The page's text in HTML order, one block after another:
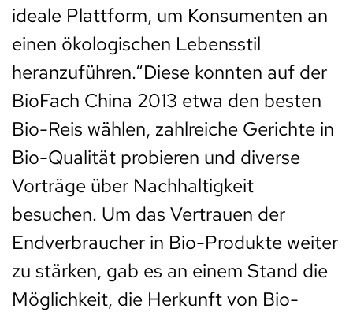
ideale Plattform, um Konsumenten an
einen ökologischen Lebensstil
heranzuführen.“Diese konnten auf der
BioFach China 2013 etwa den besten
Bio-Reis wählen, zahlreiche Gerichte in
Bio-Qualität probieren und diverse
Vorträge über Nachhaltigkeit
besuchen. Um das Vertrauen der
Endverbraucher in Bio-Produkte weiter
zu stärken, gab es an einem Stand die
Möglichkeit, die Herkunft von Bio-